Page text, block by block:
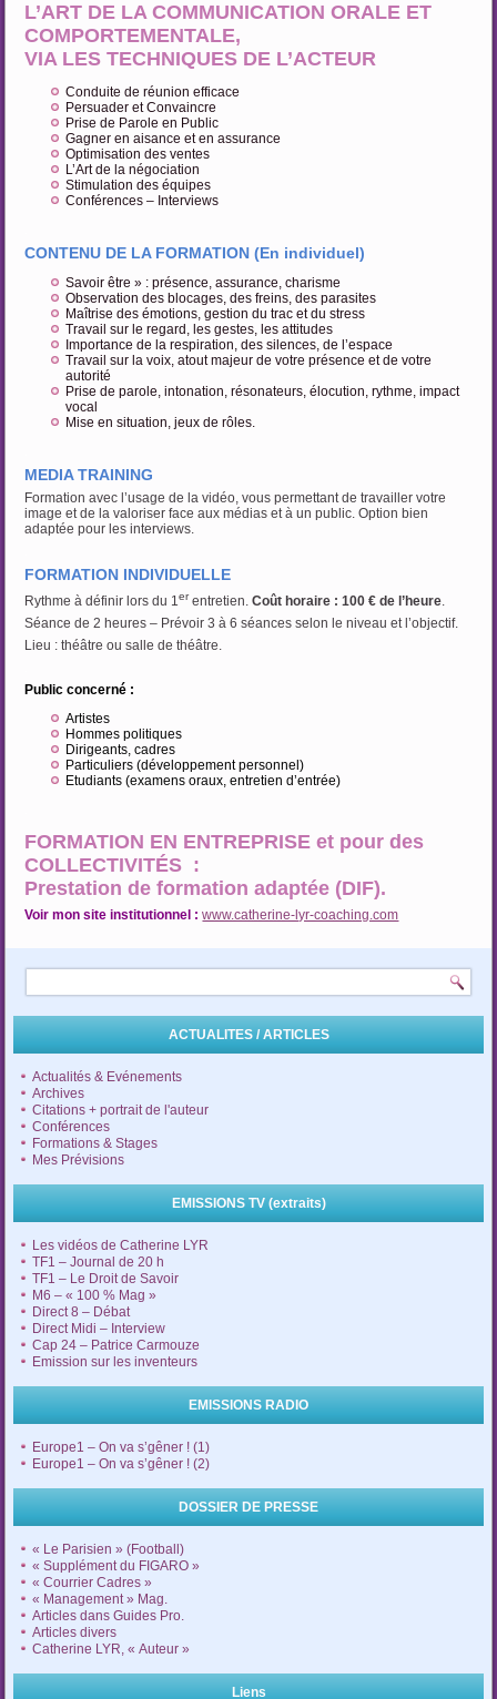
L’ART DE LA COMMUNICATION ORALE ET
COMPORTEMENTALE,
VIA LES TECHNIQUES DE L’ACTEUR
Conduite de réunion efficace
Persuader et Convaincre
Prise de Parole en Public
Gagner en aisance et en assurance
Optimisation des ventes
L’Art de la négociation
Stimulation des équipes
Conférences – Interviews
CONTENU DE LA FORMATION (En individuel)
Savoir être » : présence, assurance, charisme
Observation des blocages, des freins, des parasites
Maîtrise des émotions, gestion du trac et du stress
Travail sur le regard, les gestes, les attitudes
Importance de la respiration, des silences, de l’espace
Travail sur la voix, atout majeur de votre présence et de votre
autorité
Prise de parole, intonation, résonateurs, élocution, rythme, impact
vocal
Mise en situation, jeux de rôles.
MEDIA TRAINING
Formation avec l’usage de la vidéo, vous permettant de travailler votre
image et de la valoriser face aux médias et à un public. Option bien
adaptée pour les interviews.
FORMATION INDIVIDUELLE
Rythme à définir lors du 1er entretien.Coût horaire : 100 € de l’heure.
Séance de 2 heures – Prévoir 3 à 6 séances selon le niveau et l’objectif.
Lieu : théâtre ou salle de théâtre.
Public concerné :
Artistes
Hommes politiques
Dirigeants, cadres
Particuliers (développement personnel)
Etudiants (examens oraux, entretien d’entrée)
FORMATION EN ENTREPRISE et pour des
COLLECTIVITÉS :
Prestation de formation adaptée (DIF).
Voir mon site institutionnel : www.catherine-lyr-coaching.com
ACTUALITES / ARTICLES
Actualités & Evénements
Archives
Citations + portrait de l'auteur
Conférences
Formations & Stages
Mes Prévisions
EMISSIONS TV (extraits)
Les vidéos de Catherine LYR
TF1 – Journal de 20 h
TF1 – Le Droit de Savoir
M6 – « 100 % Mag »
Direct 8 – Débat
Direct Midi – Interview
Cap 24 – Patrice Carmouze
Emission sur les inventeurs
EMISSIONS RADIO
Europe1 – On va s’gêner ! (1)
Europe1 – On va s’gêner ! (2)
DOSSIER DE PRESSE
« Le Parisien » (Football)
« Supplément du FIGARO »
« Courrier Cadres »
« Management » Mag.
Articles dans Guides Pro.
Articles divers
Catherine LYR, « Auteur »
Liens